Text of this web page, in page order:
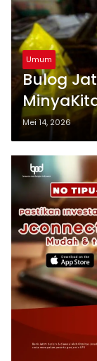
Umum
Bulog
Pasaran
Mei 14, 2026